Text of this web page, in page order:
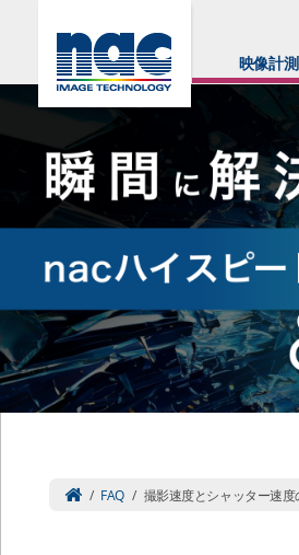
映像計測
/ FAQ / 撮影速度とシャッター速度